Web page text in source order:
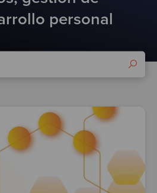
personal